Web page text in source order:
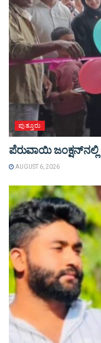
ಪುತ್ತೂರು
ಪೆರುವಾಯಿ ಜಂಕ್ಷನ್‌ನಲ್ಲಿ
AUGUST 6, 2026